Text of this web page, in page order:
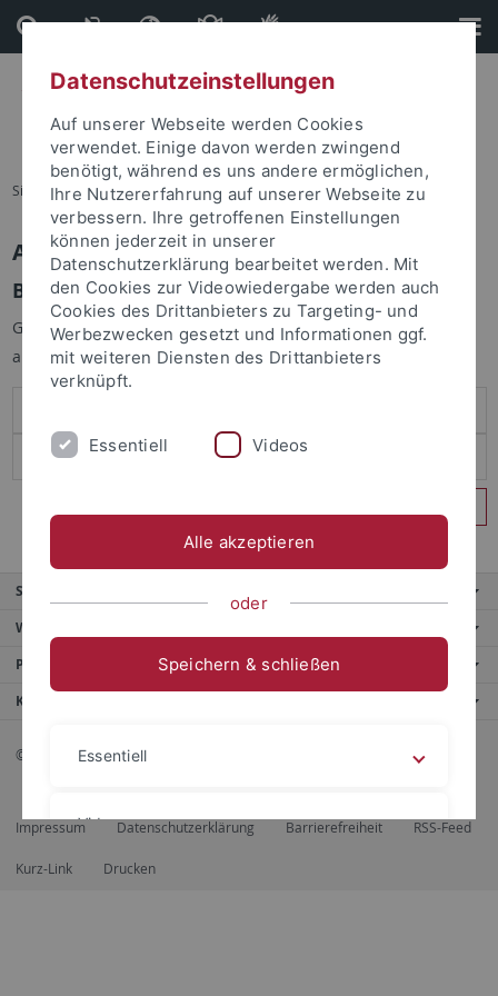
Direkt
zum
Inhalt
Direkt
zur
Fußleiste
Sie sind hier: Startseite
Anmelden
Benutzeranmeldung
Geben Sie Ihren Benutzernamen und Ihr Passwort an um sich
anzumelden:
Service
Weitere Angebote
Portale
Kontaktinfo
© 2026 Eberhard Karls Universität Tübingen, Tübingen
Impressum Datenschutzerklärung Barrierefreiheit RSS-Feed
Kurz-Link Drucken
Datenschutzeinstellungen
Auf unserer Webseite werden Cookies
verwendet. Einige davon werden zwingend
benötigt, während es uns andere ermöglichen,
Ihre Nutzererfahrung auf unserer Webseite zu
verbessern. Ihre getroffenen Einstellungen
können jederzeit in unserer
Datenschutzerklärung bearbeitet werden. Mit
den Cookies zur Videowiedergabe werden auch
Cookies des Drittanbieters zu Targeting- und
Werbezwecken gesetzt und Informationen ggf.
mit weiteren Diensten des Drittanbieters
verknüpft.
Essentiell Videos
Alle akzeptieren
oder
Speichern & schließen
Essentiell
Videos